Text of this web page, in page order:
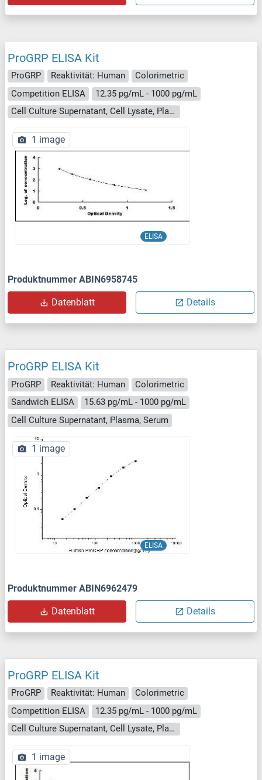
ProGRP ELISA Kit
ProGRP Reaktivität: Human
Colorimetric
Competition ELISA
12.35 pg/mL - 1000 pg/mL
Cell Culture Supernatant, Cell Lysate, Plasma, Serum, Tissue Homogenate
ELISA
1 image
Produktnummer ABIN6958745
Datenblatt Details
ProGRP ELISA Kit
ProGRP Reaktivität: Human
Colorimetric
Sandwich ELISA
15.63 pg/mL - 1000 pg/mL
Cell Culture Supernatant, Plasma, Serum
ELISA
1 image
Produktnummer ABIN6962479
Datenblatt Details
ProGRP ELISA Kit
ProGRP Reaktivität: Human
Colorimetric
Competition ELISA
12.35 pg/mL - 1000 pg/mL
Cell Culture Supernatant, Cell Lysate, Plasma, Serum, Tissue Homogenate
1 image